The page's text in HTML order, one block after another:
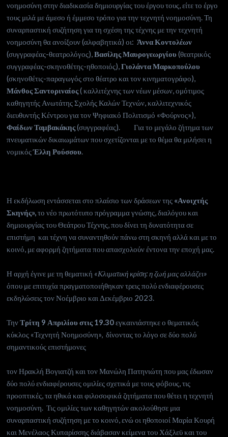
νοημοσύνη στην διαδικασία δημιουργίας του έργου τους, είτε το έργο
τους μιλά με άμεσο ή έμμεσο τρόπο για την τεχνητή νοημοσύνη. Τη
συναρπαστική συζήτηση για τη σχέση της τέχνης με την τεχνητή
νοημοσύνη θα ανοίξουν (αλφαβητικά) οι:Άννα Κοντολέων
(συγγραφέας-θεατρολόγος),Βασίλης Μαυρογεωργίου(θεατρικός
συγγραφέας-σκηνοθέτης-ηθοποιός),Γιολάντα Μαρκοπούλου
(σκηνοθέτις-παραγωγός στο θέατρο και τον κινηματογράφο),
Μάνθος Σαντοριναίος( καλλιτέχνης των νέων μέσων, ομότιμος
καθηγητής Ανωτάτης Σχολής Καλών Τεχνών, καλλιτεχνικός
διευθυντής Κέντρου για τον Ψηφιακό Πολιτισμό «Φούρνος»),
Φαίδων Ταμβακάκης(συγγραφέας). Για το μεγάλο ζήτημα των
πνευματικών δικαιωμάτων που σχετίζονται με το θέμα θα μιλήσει η
νομικόςΈλλη Ρούσσου.
Η εκδήλωση εντάσσεται στο πλαίσιο των δράσεων της «Ανοιχτής
Σκηνής»,το νέο πρωτότυπο πρόγραμμα γνώσης, διαλόγου και
δημιουργίας του Θεάτρου Τέχνης, που δίνει τη δυνατότητα σε
επιστήμη και τέχνη να συναντηθούν πάνω στη σκηνή αλλά και με το
κοινό, με αφορμή ζητήματα που απασχολούν έντονα την εποχή μας.
Η αρχή έγινε με τη θεματική «Κλιματική κρίση: η ζωή μας αλλάζει»
όπου με επιτυχία πραγματοποιήθηκαν τρεις πολύ ενδιαφέρουσες
εκδηλώσεις τον Νοέμβριο και Δεκέμβριο 2023.
ΤηνΤρίτη 9 Απριλίου στις 19.30εγκαινιάστηκε ο θεματικός
κύκλος «Τεχνητή Νοημοσύνη», δίνοντας το λόγο σε δύο πολύ
σημαντικούς επιστήμονες
τον Ηρακλή Βογιατζή και τον Μανώλη Πατηνιώτη που μας έδωσαν
δύο πολύ ενδιαφέρουσες ομιλίες σχετικά με τους φόβους, τις
προοπτικές, τα ηθικά και φιλοσοφικά ζητήματα που θέτει η τεχνητή
νοημοσύνη. Τις ομιλίες των καθηγητών ακολούθησε μια
συναρπαστική συζήτηση με το κοινό, ενώ οι ηθοποιοί Μαρία Κουρή
και Μενέλαος Κυπαρίσσης διάβασαν κείμενα του Χάξλεϋ και του